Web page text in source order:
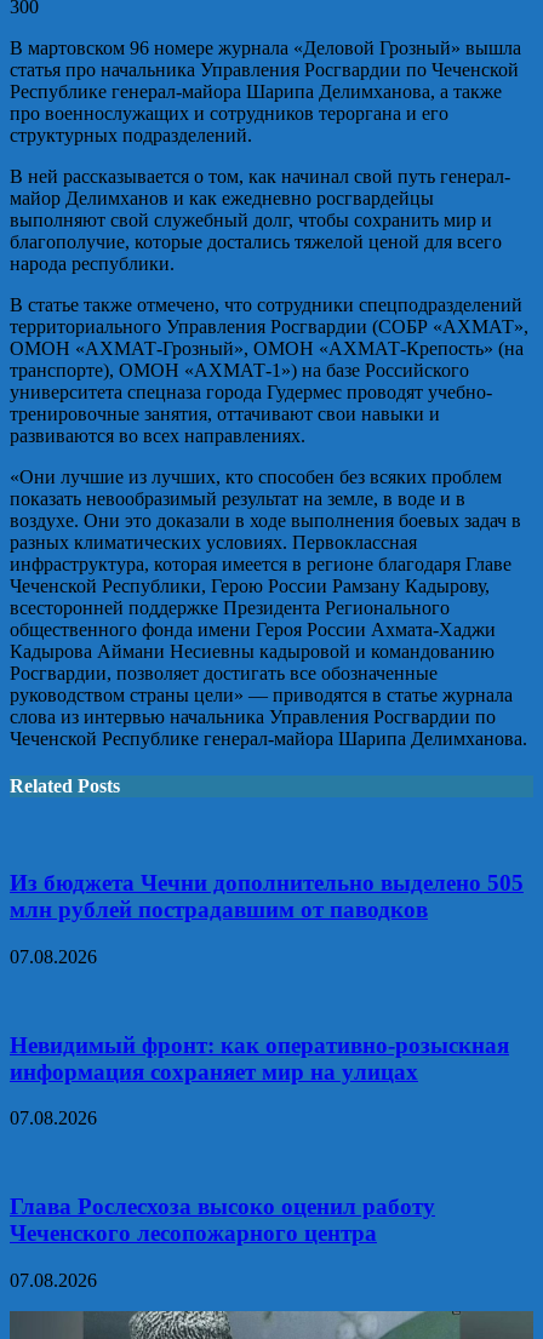
300
В мартовском 96 номере журнала «Деловой Грозный» вышла
статья про начальника Управления Росгвардии по Чеченской
Республике генерал-майора Шарипа Делимханова, а также
про военнослужащих и сотрудников тероргана и его
структурных подразделений.
В ней рассказывается о том, как начинал свой путь генерал-
майор Делимханов и как ежедневно росгвардейцы
выполняют свой служебный долг, чтобы сохранить мир и
благополучие, которые достались тяжелой ценой для всего
народа республики.
В статье также отмечено, что сотрудники спецподразделений
территориального Управления Росгвардии (СОБР «АХМАТ»,
ОМОН «АХМАТ-Грозный», ОМОН «АХМАТ-Крепость» (на
транспорте), ОМОН «АХМАТ-1») на базе Российского
университета спецназа города Гудермес проводят учебно-
тренировочные занятия, оттачивают свои навыки и
развиваются во всех направлениях.
«Они лучшие из лучших, кто способен без всяких проблем
показать невообразимый результат на земле, в воде и в
воздухе. Они это доказали в ходе выполнения боевых задач в
разных климатических условиях. Первоклассная
инфраструктура, которая имеется в регионе благодаря Главе
Чеченской Республики, Герою России Рамзану Кадырову,
всесторонней поддержке Президента Регионального
общественного фонда имени Героя России Ахмата-Хаджи
Кадырова Аймани Несиевны кадыровой и командованию
Росгвардии, позволяет достигать все обозначенные
руководством страны цели» — приводятся в статье журнала
слова из интервью начальника Управления Росгвардии по
Чеченской Республике генерал-майора Шарипа Делимханова.
Related Posts
Из бюджета Чечни дополнительно выделено 505
млн рублей пострадавшим от паводков
07.08.2026
Невидимый фронт: как оперативно-розыскная
информация сохраняет мир на улицах
07.08.2026
Глава Рослесхоза высоко оценил работу
Чеченского лесопожарного центра
07.08.2026